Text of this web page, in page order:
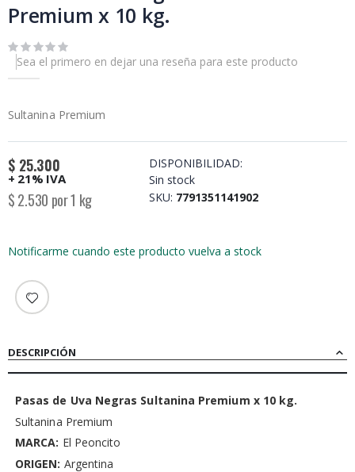
beginning
of
the
images
gallery
Premium x 10 kg.
Sea el primero en dejar una reseña para este producto
$ 25.300
+ 21% IVA
$ 2.530 por 1 kg
Sultanina Premium
DISPONIBILIDAD:
Sin stock
SKU 7791351141902
Notificarme cuando este producto vuelva a stock
DESCRIPCIÓN
Pasas de Uva Negras Sultanina Premium x 10 kg.
Sultanina Premium
MARCA: El Peoncito
ORIGEN: Argentina